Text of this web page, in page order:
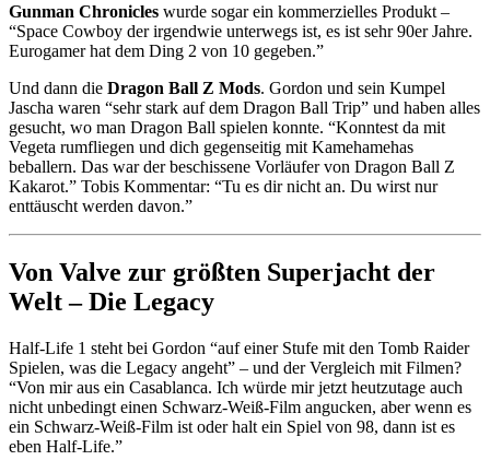
Gunman Chronicles wurde sogar ein kommerzielles Produkt –
“Space Cowboy der irgendwie unterwegs ist, es ist sehr 90er Jahre.
Eurogamer hat dem Ding 2 von 10 gegeben.”
Und dann die Dragon Ball Z Mods. Gordon und sein Kumpel
Jascha waren “sehr stark auf dem Dragon Ball Trip” und haben alles
gesucht, wo man Dragon Ball spielen konnte. “Konntest da mit
Vegeta rumfliegen und dich gegenseitig mit Kamehamehas
beballern. Das war der beschissene Vorläufer von Dragon Ball Z
Kakarot.” Tobis Kommentar: “Tu es dir nicht an. Du wirst nur
enttäuscht werden davon.”
Von Valve zur größten Superjacht der
Welt – Die Legacy
Half-Life 1 steht bei Gordon “auf einer Stufe mit den Tomb Raider
Spielen, was die Legacy angeht” – und der Vergleich mit Filmen?
“Von mir aus ein Casablanca. Ich würde mir jetzt heutzutage auch
nicht unbedingt einen Schwarz-Weiß-Film angucken, aber wenn es
ein Schwarz-Weiß-Film ist oder halt ein Spiel von 98, dann ist es
eben Half-Life.”